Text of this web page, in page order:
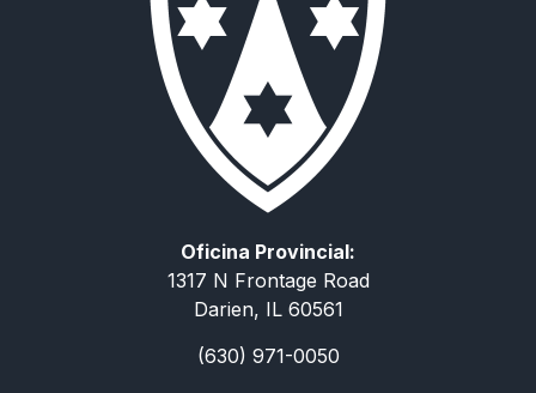
Oficina Provincial:
1317 N Frontage Road
Darien, IL 60561
(630) 971-0050